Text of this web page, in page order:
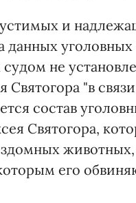
и
данных
не
Святогора "в
состав
Святогора,
его